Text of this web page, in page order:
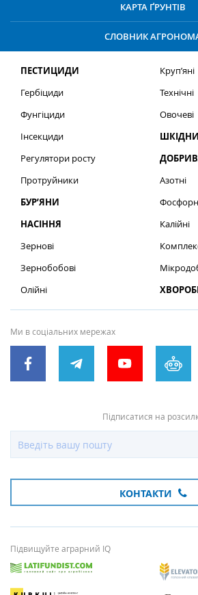
КАРТА ҐРУНТІВ
СЛОВНИК
ПЕСТИЦИДИ
Гербіциди
Фунгіциди
Інсекциди
Регулятори росту
Протруйники
БУР’ЯНИ
НАСІННЯ
Зернові
Зернобобові
Олійні
Круп’яні
Технічні
Овочеві
Азотні
Калійні
Ми в соціальних мережах
Підписатися на
КОНТАКТИ
Підвищуйте аграрний IQ